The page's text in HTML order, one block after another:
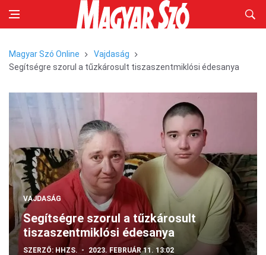
Magyar Szó Online
Vajdaság
Segítségre szorul a tűzkárosult tiszaszentmiklósi édesanya
VAJDASÁG
Segítségre szorul a tűzkárosult
tiszaszentmiklósi édesanya
SZERZŐ: HHZS. 2023. FEBRUÁR 11. 13:02